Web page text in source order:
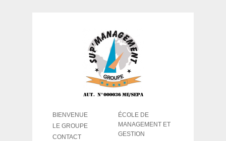
ÉCOLE DE
MANAGEMENT ET
GESTION
BIENVENUE
LE GROUPE
CONTACT